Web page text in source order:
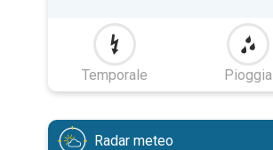
Temporale Pioggia
Radar meteo